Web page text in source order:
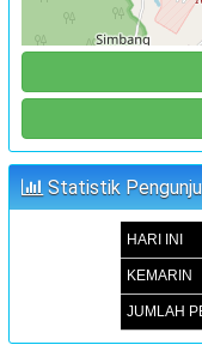
Lokasi
MUSRENBANGDES
DU-RKP T.A 2026
Waktu
Lokasi
Statistik
HARI INI
KEMARIN
JUMLAH